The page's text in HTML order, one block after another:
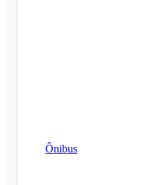
Ônibus